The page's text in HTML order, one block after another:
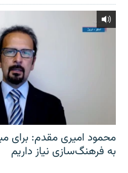
محمود امیری مقدم: برای
به فرهنگ‌سازی نیاز داریم